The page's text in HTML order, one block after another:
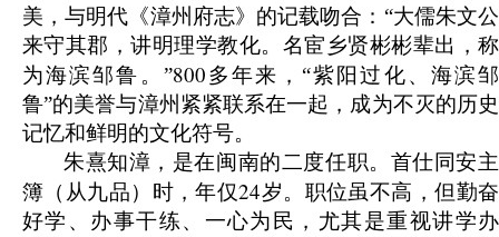
美，与明代《漳州府志》的记载吻合：“大儒朱文公
来守其郡，讲明理学教化。名宦乡贤彬彬辈出，称
为海滨邹鲁。”800多年来，“紫阳过化、海滨邹
鲁”的美誉与漳州紧紧联系在一起，成为不灭的历史
记忆和鲜明的文化符号。
朱熹知漳，是在闽南的二度任职。首仕同安主
簿（从九品）时，年仅24岁。职位虽不高，但勤奋
好学、办事干练、一心为民，尤其是重视讲学办